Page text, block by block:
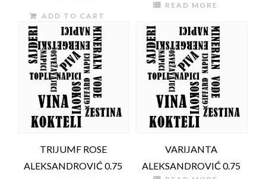
ADD TO CART
READ MORE
TRIJUMF ROSE
ALEKSANDROVIĆ 0.75
VARIJANTA
ALEKSANDROVIĆ 0.75